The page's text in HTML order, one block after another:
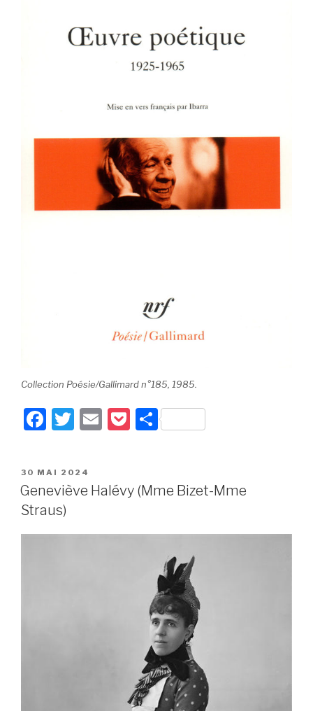
Collection Poésie/Gallimard n°185, 1985.
F
c
e
b
o
T
tt
er
E
P
k
P
g
PUBLIÉ
LE
30 MAI 2024
Geneviève Halévy (Mme Bizet-Mme
Straus)